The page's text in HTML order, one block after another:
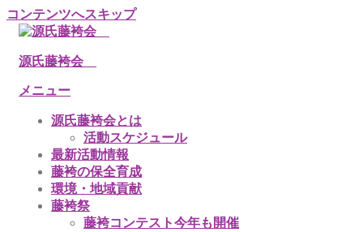
コンテンツへスキップ
源氏藤袴会
メニュー
源氏藤袴会とは
活動スケジュール
最新活動情報
藤袴の保全育成
環境・地域貢献
藤袴祭
藤袴コンテスト今年も開催